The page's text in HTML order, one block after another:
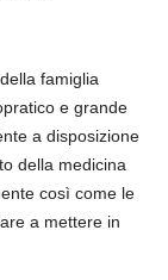
famiglia
e grande
a disposizione
della medicina
così come le
a mettere in